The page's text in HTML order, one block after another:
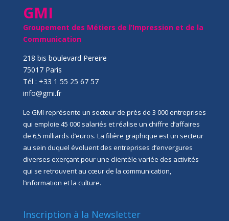
GMI
Groupement des Métiers de l’Impression et de la
Communication
218 bis boulevard Pereire
75017 Paris
Tél : +33 1 55 25 67 57
info@gmi.fr
Le GMI représente un secteur de près de 3 000 entreprises
qui emploie 45 000 salariés et réalise un chiffre d’affaires
de 6,5 milliards d’euros. La filière graphique est un secteur
au sein duquel évoluent des entreprises d’envergures
diverses exerçant pour une clientèle variée des activités
qui se retrouvent au cœur de la communication,
l’information et la culture.
Inscription à la Newsletter